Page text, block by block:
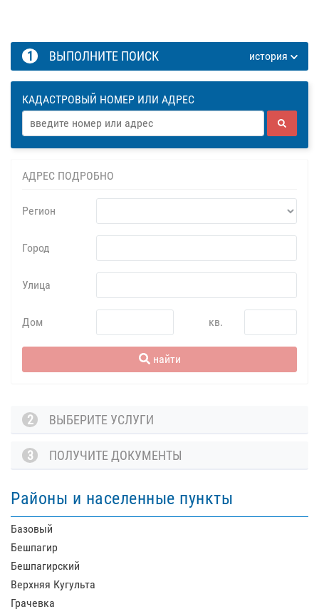
1 ВЫПОЛНИТЕ ПОИСК история
КАДАСТРОВЫЙ НОМЕР ИЛИ АДРЕС
АДРЕС ПОДРОБНО
Регион
Город
Улица
Дом кв.
найти
2 ВЫБЕРИТЕ УСЛУГИ
3 ПОЛУЧИТЕ ДОКУМЕНТЫ
Районы и населенные пункты
Базовый
Бешпагир
Бешпагирский
Верхняя Кугульта
Грачевка